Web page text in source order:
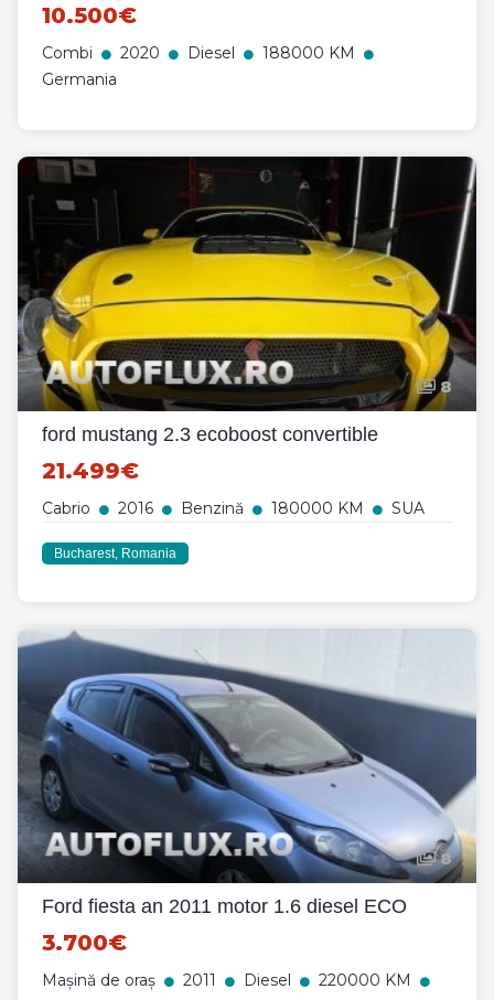
10.500€
Combi 2020 Diesel
188000 KM
Germania
8
ford mustang 2.3 ecoboost convertible
21.499€
Cabrio 2016 Benzină 180000 KM SUA
Bucharest, Romania
8
Ford fiesta an 2011 motor 1.6 diesel ECO
3.700€
Mașină de oraș 2011 Diesel
220000 KM